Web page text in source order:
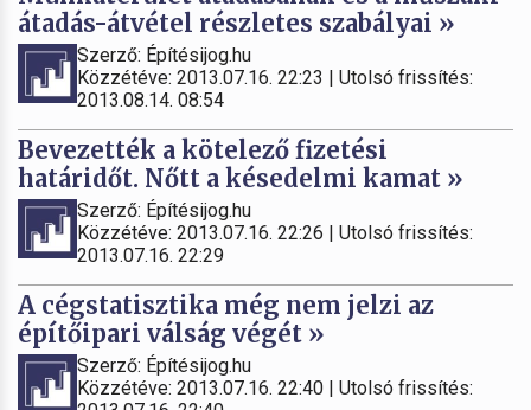
átadás-átvétel részletes szabályai »
Szerző: Építésijog.hu
Közzétéve: 2013.07.16. 22:23 | Utolsó frissítés:
2013.08.14. 08:54
Bevezették a kötelező fizetési
határidőt. Nőtt a késedelmi kamat »
Szerző: Építésijog.hu
Közzétéve: 2013.07.16. 22:26 | Utolsó frissítés:
2013.07.16. 22:29
A cégstatisztika még nem jelzi az
építőipari válság végét »
Szerző: Építésijog.hu
Közzétéve: 2013.07.16. 22:40 | Utolsó frissítés: